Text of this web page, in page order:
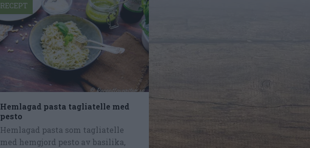
Hemlagad pasta tagliatelle med
pesto
Hemlagad pasta som tagliatelle
med hemgjord pesto av basilika,
RECEPT